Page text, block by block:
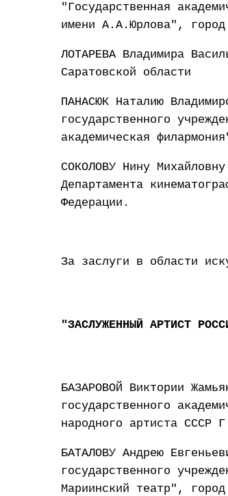
"Государственная
имени А.А.Юрлова", город
ЛОТАРЕВА Владимира
Саратовской области
ПАНАСЮК Наталию
государственного
академическая
СОКОЛОВУ Нину
Департамента
Федерации.
За заслуги в области
"ЗАСЛУЖЕННЫЙ АРТИСТ
БАЗАРОВОЙ Виктории
государственного
народного артиста СССР
БАТАЛОВУ Андрею
государственного
Мариинский театр",